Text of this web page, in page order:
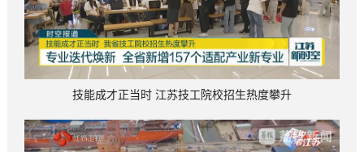
技能成才正当时 江苏技工院校招生热度攀升